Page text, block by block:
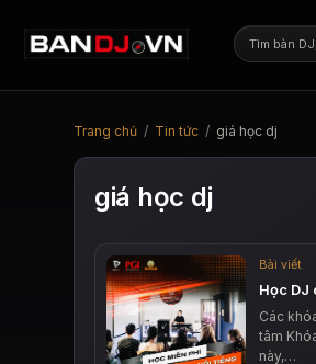
Trang chủ / Tin tức / giá học dj
giá học dj
Bài viết
Học DJ
Các
tâm
này,…